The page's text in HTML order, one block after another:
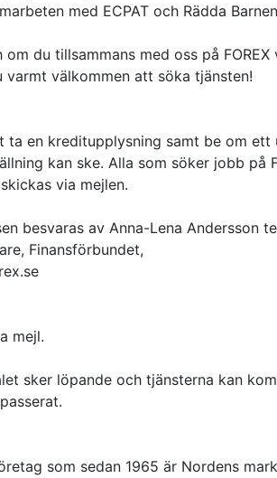
med ECPAT och Rädda
du tillsammans med oss på
välkommen att söka tjänsten!
ta en kreditupplysning samt be om ett
kan ske. Alla som söker jobb på
via mejlen.
besvaras av Anna-Lena Andersson
Finansförbundet,
mejl.
sker löpande och tjänsterna kan
som sedan 1965 är Nordens